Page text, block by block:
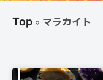
Top » マラカイト